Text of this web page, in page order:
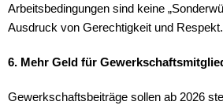
Arbeitsbedingungen sind keine
Ausdruck von Gerechtigkeit und Respekt.
6. Mehr Geld für
Gewerkschaftsbeiträge sollen ab 2026